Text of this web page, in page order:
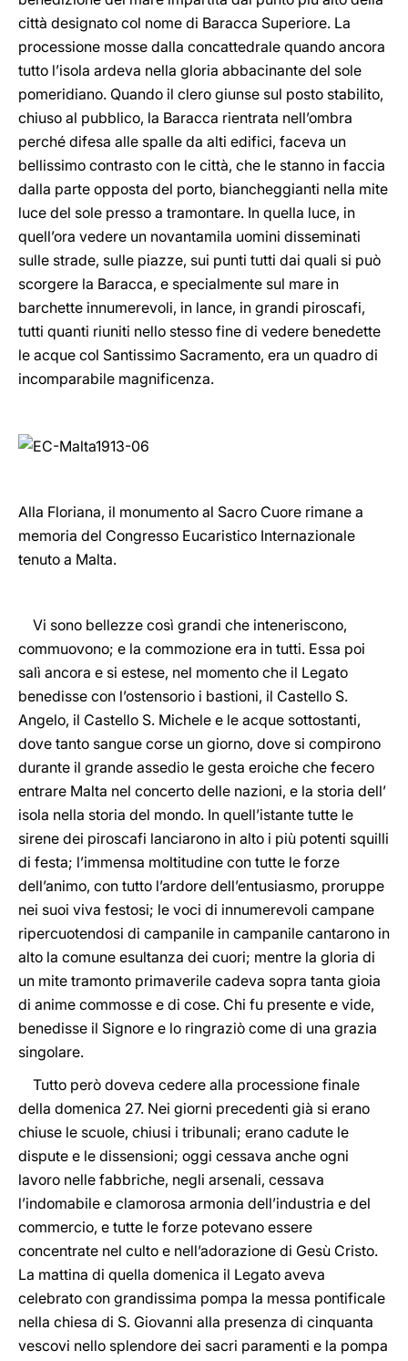
città designato col nome di Baracca Superiore. La
processione mosse dalla concattedrale quando ancora
tutto l’isola ardeva nella gloria abbacinante del sole
pomeridiano. Quando il clero giunse sul posto stabilito,
chiuso al pubblico, la Baracca rientrata nell’ombra
perché difesa alle spalle da alti edifici, faceva un
bellissimo contrasto con le città, che le stanno in faccia
dalla parte opposta del porto, biancheggianti nella mite
luce del sole presso a tramontare. In quella luce, in
quell’ora vedere un novantamila uomini disseminati
sulle strade, sulle piazze, sui punti tutti dai quali si può
scorgere la Baracca, e specialmente sul mare in
barchette innumerevoli, in lance, in grandi piroscafi,
tutti quanti riuniti nello stesso fine di vedere benedette
le acque col Santissimo Sacramento, era un quadro di
incomparabile magnificenza.
Alla Floriana, il monumento al Sacro Cuore rimane a
memoria del Congresso Eucaristico Internazionale
tenuto a Malta.
Vi sono bellezze così grandi che inteneriscono,
commuovono; e la commozione era in tutti. Essa poi
salì ancora e si estese, nel momento che il Legato
benedisse con l’ostensorio i bastioni, il Castello S.
Angelo, il Castello S. Michele e le acque sottostanti,
dove tanto sangue corse un giorno, dove si compirono
durante il grande assedio le gesta eroiche che fecero
entrare Malta nel concerto delle nazioni, e la storia dell’
isola nella storia del mondo. In quell’istante tutte le
sirene dei piroscafi lanciarono in alto i più potenti squilli
di festa; l’immensa moltitudine con tutte le forze
dell’animo, con tutto l’ardore dell’entusiasmo, proruppe
nei suoi viva festosi; le voci di innumerevoli campane
ripercuotendosi di campanile in campanile cantarono in
alto la comune esultanza dei cuori; mentre la gloria di
un mite tramonto primaverile cadeva sopra tanta gioia
di anime commosse e di cose. Chi fu presente e vide,
benedisse il Signore e lo ringraziò come di una grazia
singolare.
Tutto però doveva cedere alla processione finale
della domenica 27. Nei giorni precedenti già si erano
chiuse le scuole, chiusi i tribunali; erano cadute le
dispute e le dissensioni; oggi cessava anche ogni
lavoro nelle fabbriche, negli arsenali, cessava
l’indomabile e clamorosa armonia dell’industria e del
commercio, e tutte le forze potevano essere
concentrate nel culto e nell’adorazione di Gesù Cristo.
La mattina di quella domenica il Legato aveva
celebrato con grandissima pompa la messa pontificale
nella chiesa di S. Giovanni alla presenza di cinquanta
vescovi nello splendore dei sacri paramenti e la pompa